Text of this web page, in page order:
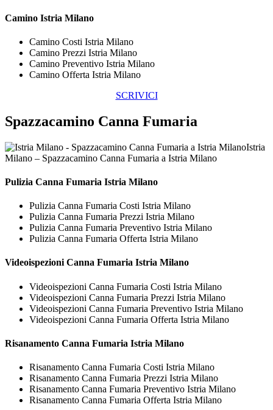
Camino Istria Milano
Camino Costi Istria Milano
Camino Prezzi Istria Milano
Camino Preventivo Istria Milano
Camino Offerta Istria Milano
SCRIVICI
Spazzacamino Canna Fumaria
Istria
Milano – Spazzacamino Canna Fumaria a Istria Milano
Pulizia Canna Fumaria Istria Milano
Pulizia Canna Fumaria Costi Istria Milano
Pulizia Canna Fumaria Prezzi Istria Milano
Pulizia Canna Fumaria Preventivo Istria Milano
Pulizia Canna Fumaria Offerta Istria Milano
VideoispezioniCanna Fumaria Istria Milano
Videoispezioni Canna Fumaria Costi Istria Milano
Videoispezioni Canna Fumaria Prezzi Istria Milano
Videoispezioni Canna Fumaria Preventivo Istria Milano
Videoispezioni Canna Fumaria Offerta Istria Milano
Risanamento Canna Fumaria Istria Milano
Risanamento Canna Fumaria Costi Istria Milano
Risanamento Canna Fumaria Prezzi Istria Milano
Risanamento Canna Fumaria Preventivo Istria Milano
Risanamento Canna Fumaria Offerta Istria Milano